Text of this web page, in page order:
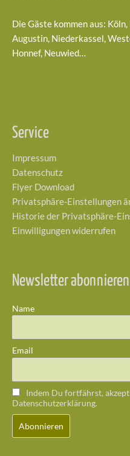
Die Gäste kommen aus:
Augustin, Niederkassel,
Honnef, Neuwied…
Service
Impressum
Datenschutz
Flyer Download
Privatsphäre-Einstellungen
Historie der Privatsphäre-
Einwilligungen widerrufen
Newsletter abonnieren
Name
Email
Indem Du fortfährst,
Datenschutzerklärung.